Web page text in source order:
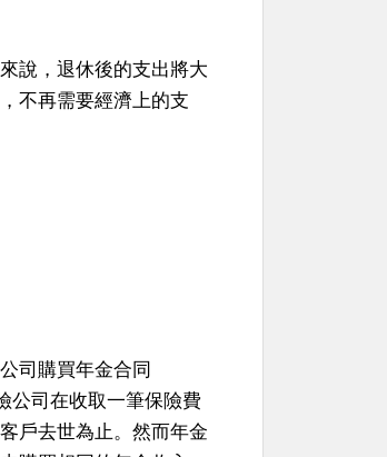
說，退休後的支出將大
不再需要經濟上的支
司購買年金合同
公司在收取一筆保險費
戶去世為止。然而年金